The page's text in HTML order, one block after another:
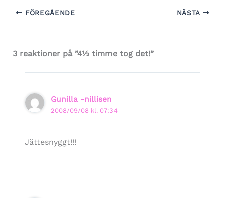
FÖREGÅENDE NÄSTA
3 reaktioner på ”4½ timme tog det!”
Gunilla -nillisen
2008/09/08 kl. 07:34
Jättesnyggt!!!